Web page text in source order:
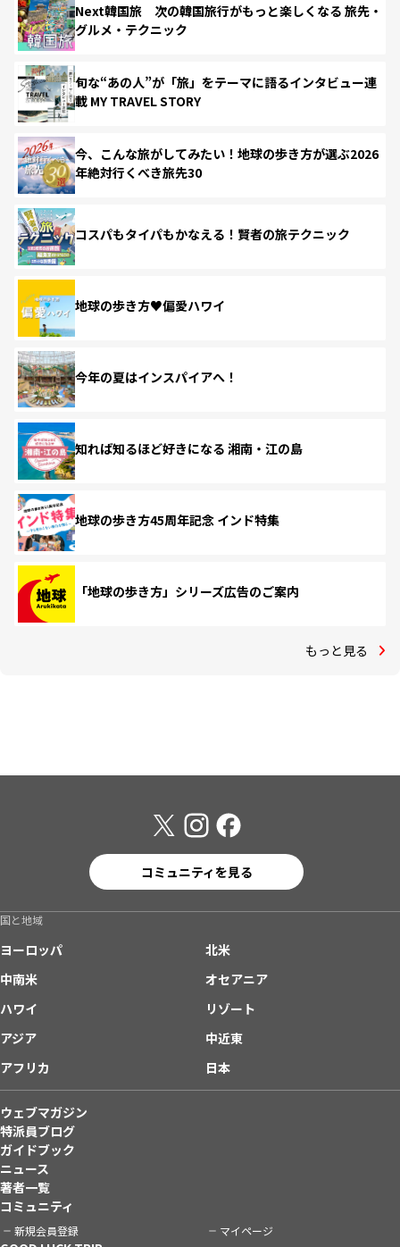
Next韓国旅 次の韓国旅行がもっと楽しくなる 旅先・
グルメ・テクニック
旬な“あの人”が「旅」をテーマに語るインタビュー連
載 MY TRAVEL STORY
今、こんな旅がしてみたい！地球の歩き方が選ぶ2026
年絶対行くべき旅先30
コスパもタイパもかなえる！賢者の旅テクニック
地球の歩き方♥偏愛ハワイ
今年の夏はインスパイアへ！
知れば知るほど好きになる 湘南・江の島
地球の歩き方45周年記念 インド特集
「地球の歩き方」シリーズ広告のご案内
もっと見る
コミュニティを見る
国と地域
ヨーロッパ
北米
中南米
オセアニア
ハワイ
リゾート
アジア
中近東
アフリカ
日本
ウェブマガジン
特派員ブログ
ガイドブック
ニュース
著者一覧
コミュニティ
新規会員登録 マイページ